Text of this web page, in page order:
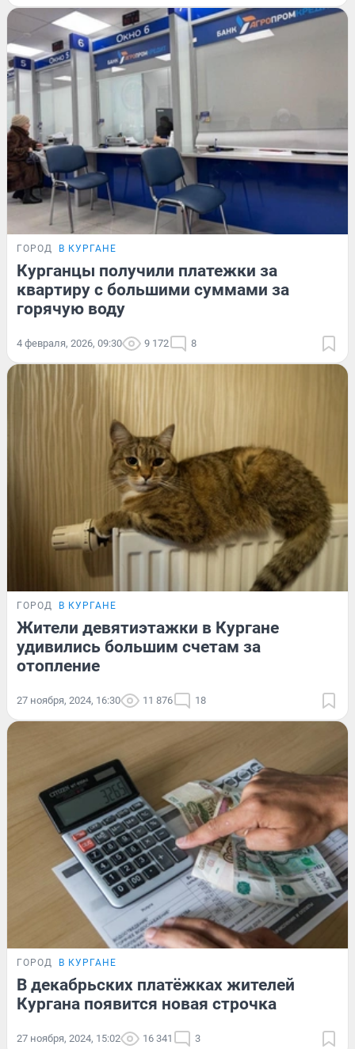
ГОРОД В КУРГАНЕ
Курганцы получили платежки за
квартиру с большими суммами за
горячую воду
4 февраля, 2026, 09:30 9 172 8
ГОРОД В КУРГАНЕ
Жители девятиэтажки в Кургане
удивились большим счетам за
отопление
27 ноября, 2024, 16:30 11 876 18
ГОРОД В КУРГАНЕ
В декабрьских платёжках жителей
Кургана появится новая строчка
27 ноября, 2024, 15:02 16 341 3